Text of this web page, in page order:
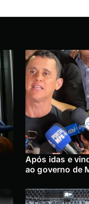
Após idas e
ao governo de